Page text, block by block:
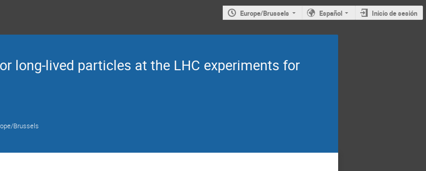
Europe/Brussels Español Inicio de sesión
long-lived particles at the LHC experiments for
Brussels